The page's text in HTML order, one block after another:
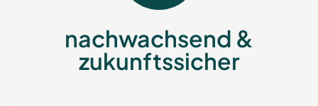
nachwachsend &
zukunftssicher